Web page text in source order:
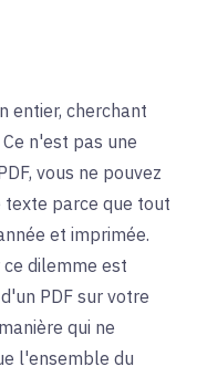
entier, cherchant
n'est pas une
vous ne pouvez
texte parce que tout
et imprimée.
dilemme est
PDF sur votre
qui ne
l'ensemble du